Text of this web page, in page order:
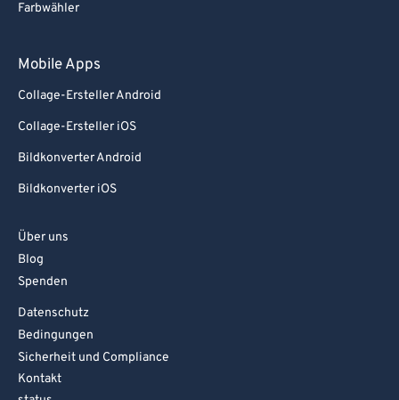
Farbwähler
Mobile Apps
Collage-Ersteller Android
Collage-Ersteller iOS
Bildkonverter Android
Bildkonverter iOS
Über uns
Blog
Spenden
Datenschutz
Bedingungen
Sicherheit und Compliance
Kontakt